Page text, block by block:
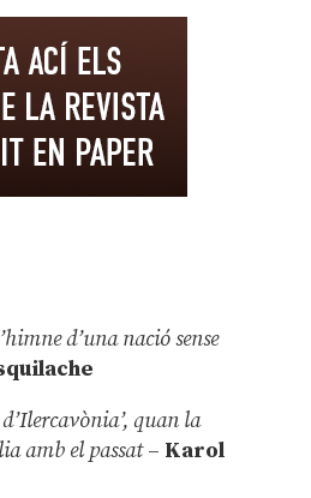
d’una nació sense
quan la
amb el passat– Karol